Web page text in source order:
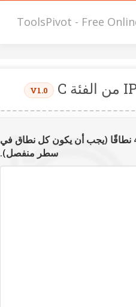
V1.0
أدخل ما يصل إلى 40 نطاقًا (يجب أن يكون كل نطاق في
سطر منفصل).